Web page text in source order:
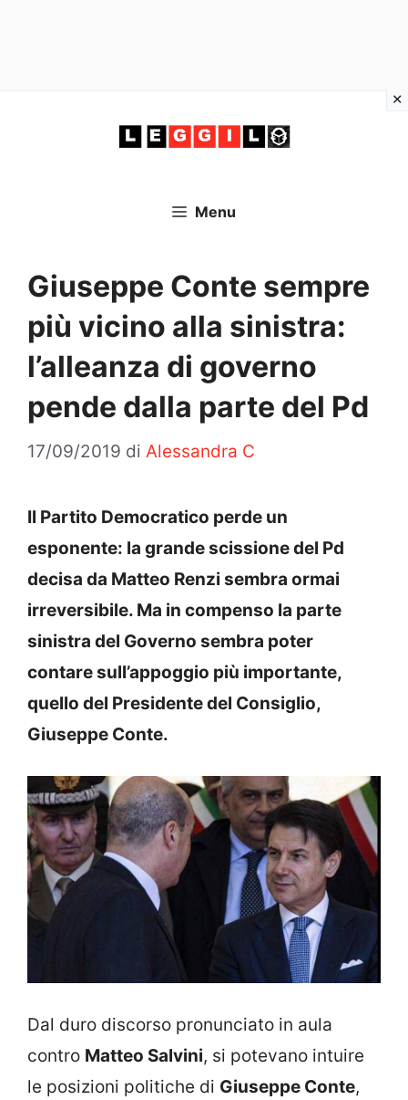
Menu
Giuseppe Conte sempre
più vicino alla sinistra:
l’alleanza di governo
pende dalla parte del Pd
17/09/2019 di Alessandra C
Il Partito Democratico perde un
esponente: la grande scissione del Pd
decisa da Matteo Renzi sembra ormai
irreversibile. Ma in compenso la parte
sinistra del Governo sembra poter
contare sull’appoggio più importante,
quello del Presidente del Consiglio,
Giuseppe Conte.
Dal duro discorso pronunciato in aula
contro Matteo Salvini, si potevano intuire
le posizioni politiche di Giuseppe Conte,